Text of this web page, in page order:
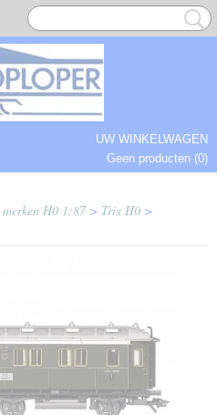
UW WINKELWAGEN
Geen producten (0)
H0 1:87> Trix H0 >